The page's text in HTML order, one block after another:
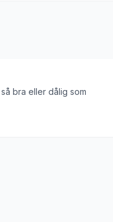
bra eller dålig som